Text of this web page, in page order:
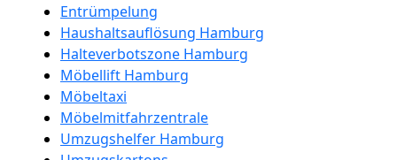
Entrümpelung
Haushaltsauflösung Hamburg
Halteverbotszone Hamburg
Möbellift Hamburg
Möbeltaxi
Möbelmitfahrzentrale
Umzugshelfer Hamburg